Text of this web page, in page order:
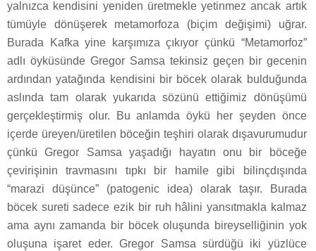
yalnızca kendisini yeniden üretmekle yetinmez ancak artık
tümüyle dönüşerek metamorfoza (biçim değişimi) uğrar.
Burada Kafka yine karşımıza çıkıyor çünkü “Metamorfoz”
adlı öyküsünde Gregor Samsa tekinsiz geçen bir gecenin
ardından yatağında kendisini bir böcek olarak bulduğunda
aslında tam olarak yukarıda sözünü ettiğimiz dönüşümü
gerçekleştirmiş olur. Bu anlamda öykü her şeyden önce
içerde üreyen/üretilen böceğin teşhiri olarak dışavurumudur
çünkü Gregor Samsa yaşadığı hayatın onu bir böceğe
çevirişinin travmasını tıpkı bir hamile gibi bilinçdışında
“marazi düşünce” (patogenic idea) olarak taşır. Burada
böcek sureti sadece ezik bir ruh hâlini yansıtmakla kalmaz
ama aynı zamanda bir böcek oluşunda bireyselliğinin yok
oluşuna işaret eder. Gregor Samsa sürdüğü iki yüzlüce